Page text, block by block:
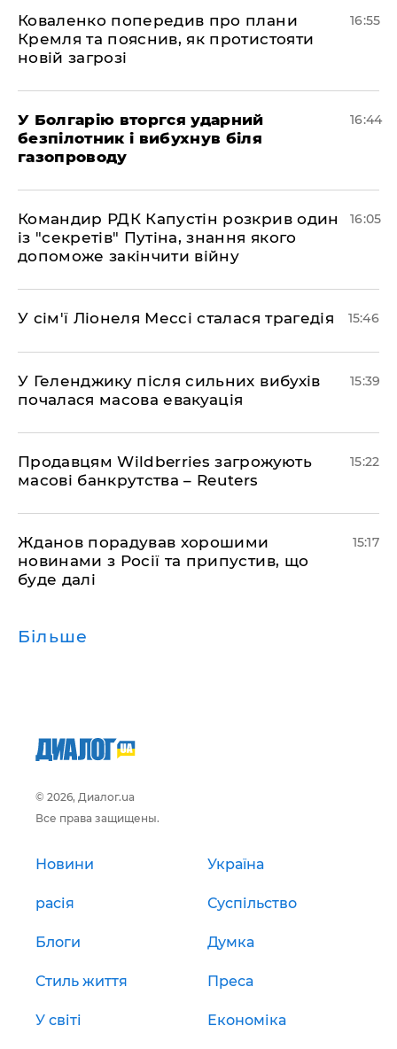
Коваленко попередив про плани
Кремля та пояснив, як протистояти
новій загрозі
16:55
У Болгарію вторгся ударний
безпілотник і вибухнув біля
газопроводу
16:44
Командир РДК Капустін розкрив один
із "секретів" Путіна, знання якого
допоможе закінчити війну
16:05
У сім'ї Ліонеля Мессі сталася трагедія 15:46
У Геленджику після сильних вибухів
почалася масова евакуація
15:39
Продавцям Wildberries загрожують
масові банкрутства – Reuters
15:22
Жданов порадував хорошими
новинами з Росії та припустив, що
буде далі
15:17
Більше
© 2026, Диалог.ua
Все права защищены.
Новини Україна
расія Суспільство
Блоги Думка
Стиль життя Преса
У світі Економіка